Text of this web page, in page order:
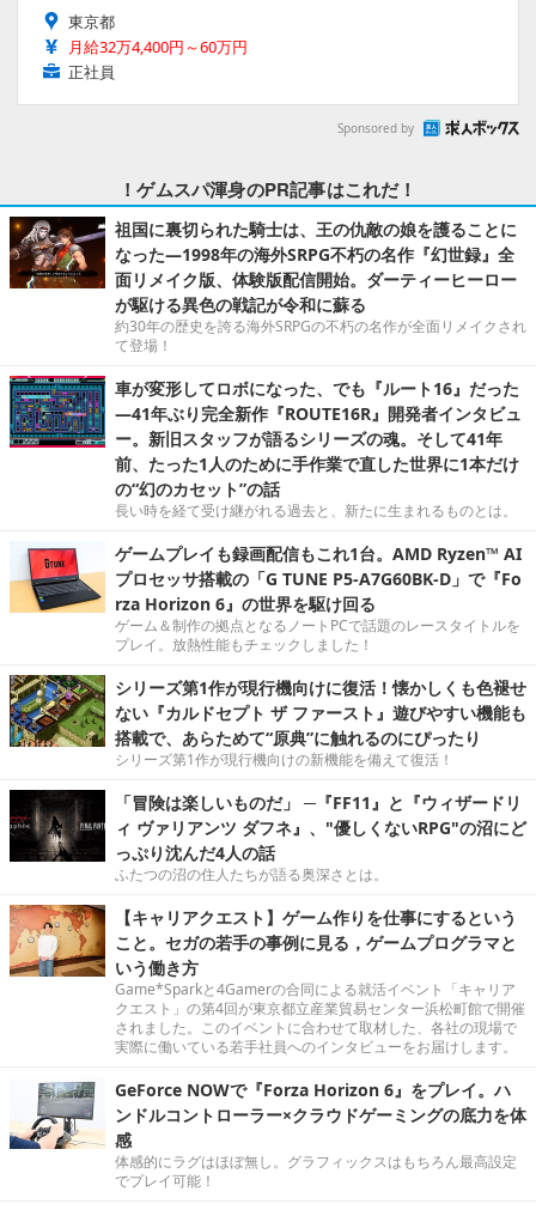
東京都
月給32万4,400円～60万円
正社員
Sponsored by
！ゲムスパ渾身のPR記事はこれだ！
祖国に裏切られた騎士は、王の仇敵の娘を護ることに
なった―1998年の海外SRPG不朽の名作『幻世録』全
面リメイク版、体験版配信開始。ダーティーヒーロー
が駆ける異色の戦記が令和に蘇る
約30年の歴史を誇る海外SRPGの不朽の名作が全面リメイクされ
て登場！
車が変形してロボになった、でも『ルート16』だった
―41年ぶり完全新作『ROUTE16R』開発者インタビュ
ー。新旧スタッフが語るシリーズの魂。そして41年
前、たった1人のために手作業で直した世界に1本だけ
の“幻のカセット”の話
長い時を経て受け継がれる過去と、新たに生まれるものとは。
ゲームプレイも録画配信もこれ1台。AMD Ryzen™ AI
プロセッサ搭載の「G TUNE P5-A7G60BK-D」で『Fo
rza Horizon 6』の世界を駆け回る
ゲーム＆制作の拠点となるノートPCで話題のレースタイトルを
プレイ。放熱性能もチェックしました！
シリーズ第1作が現行機向けに復活！懐かしくも色褪せ
ない『カルドセプト ザ ファースト』遊びやすい機能も
搭載で、あらためて“原典”に触れるのにぴったり
シリーズ第1作が現行機向けの新機能を備えて復活！
「冒険は楽しいものだ」 ─『FF11』と『ウィザードリ
ィ ヴァリアンツ ダフネ』、"優しくないRPG"の沼にど
っぷり沈んだ4人の話
ふたつの沼の住人たちが語る奥深さとは。
【キャリアクエスト】ゲーム作りを仕事にするという
こと。セガの若手の事例に見る，ゲームプログラマと
いう働き方
Game*Sparkと4Gamerの合同による就活イベント「キャリア
クエスト」の第4回が東京都立産業貿易センター浜松町館で開催
されました。このイベントに合わせて取材した、各社の現場で
実際に働いている若手社員へのインタビューをお届けします。
GeForce NOWで『Forza Horizon 6』をプレイ。ハ
ンドルコントローラー×クラウドゲーミングの底力を体
感
体感的にラグはほぼ無し。グラフィックスはもちろん最高設定
でプレイ可能！